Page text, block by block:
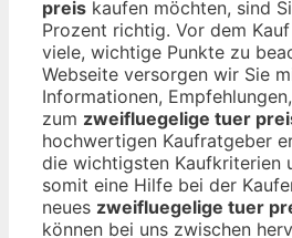
preis kaufen möchten, sind
Prozent richtig. Vor dem
viele, wichtige Punkte zu
Webseite versorgen wir Sie
Informationen,
zum zweifluegelige tuer
hochwertigen Kaufratgeber
die wichtigsten Kaufkriterien
somit eine Hilfe bei der
neues zweifluegelige tuer
können bei uns zwischen